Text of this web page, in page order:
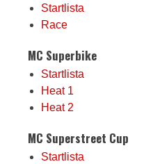
Startlista
Race
MC Superbike
Startlista
Heat 1
Heat 2
MC Superstreet Cup
Startlista